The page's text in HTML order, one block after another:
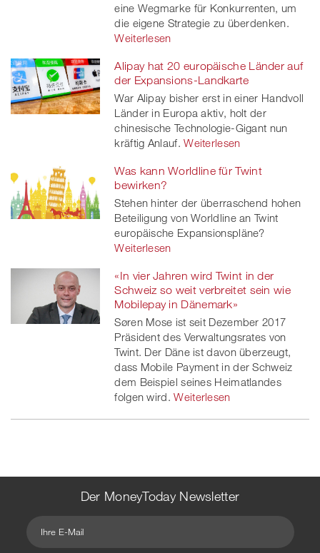
eine Wegmarke für Konkurrenten, um
die eigene Strategie zu überdenken.
Weiterlesen
Alipay hat 20 europäische Länder auf
der Expansions-Landkarte
War Alipay bisher erst in einer Handvoll
Länder in Europa aktiv, holt der
chinesische Technologie-Gigant nun
kräftig Anlauf. Weiterlesen
Was kann Worldline für Twint
bewirken?
Stehen hinter der überraschend hohen
Beteiligung von Worldline an Twint
europäische Expansionspläne?
Weiterlesen
«In vier Jahren wird Twint in der
Schweiz so weit verbreitet sein wie
Mobilepay in Dänemark»
Søren Mose ist seit Dezember 2017
Präsident des Verwaltungsrates von
Twint. Der Däne ist davon überzeugt,
dass Mobile Payment in der Schweiz
dem Beispiel seines Heimatlandes
folgen wird. Weiterlesen
Der MoneyToday Newsletter